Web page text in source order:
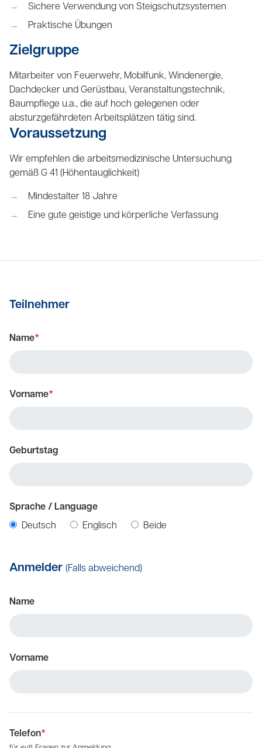
Sichere Verwendung von Steigschutzsystemen
Praktische Übungen
Zielgruppe
Mitarbeiter von Feuerwehr, Mobilfunk, Windenergie,
Dachdecker und Gerüstbau, Veranstaltungstechnik,
Baumpflege u.a., die auf hoch gelegenen oder
absturzgefährdeten Arbeitsplätzen tätig sind.
Voraussetzung
Wir empfehlen die arbeitsmedizinische Untersuchung
gemäß G 41 (Höhentauglichkeit)
Mindestalter 18 Jahre
Eine gute geistige und körperliche Verfassung
Teilnehmer
Name*
Vorname*
Geburtstag
Sprache / Language
Deutsch
Englisch Beide
Anmelder (Falls abweichend)
Name
Vorname
Telefon*